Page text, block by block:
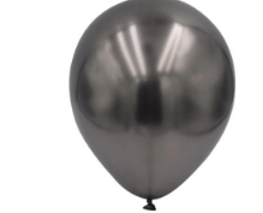
Ver detalles